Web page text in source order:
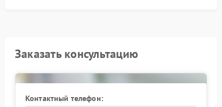
Заказать консультацию
Контактный телефон: